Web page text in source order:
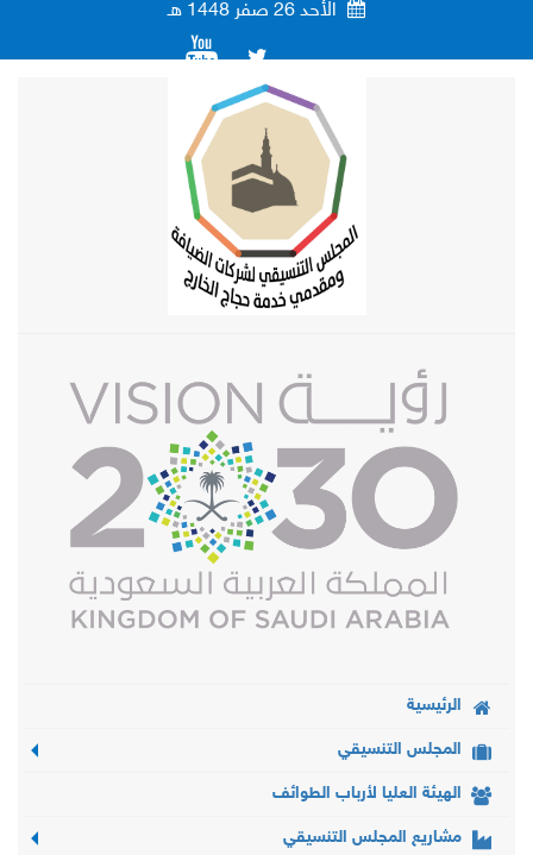
الأحد 26 صفر 1448 هـ
الرئيسية
المجلس التنسيقي
الهيئة العليا لأرباب الطوائف
مشاريع المجلس التنسيقي